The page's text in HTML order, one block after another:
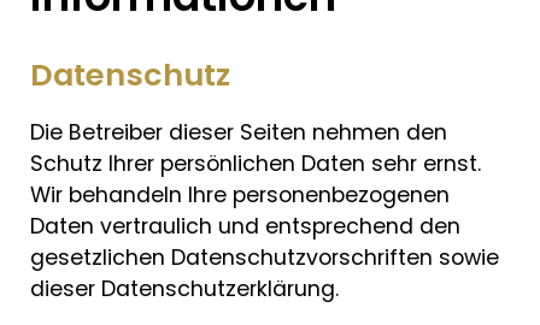
Datenschutz
Die Betreiber dieser Seiten nehmen den
Schutz Ihrer persönlichen Daten sehr ernst.
Wir behandeln Ihre personenbezogenen
Daten vertraulich und entsprechend den
gesetzlichen Datenschutzvorschriften sowie
dieser Datenschutzerklärung.